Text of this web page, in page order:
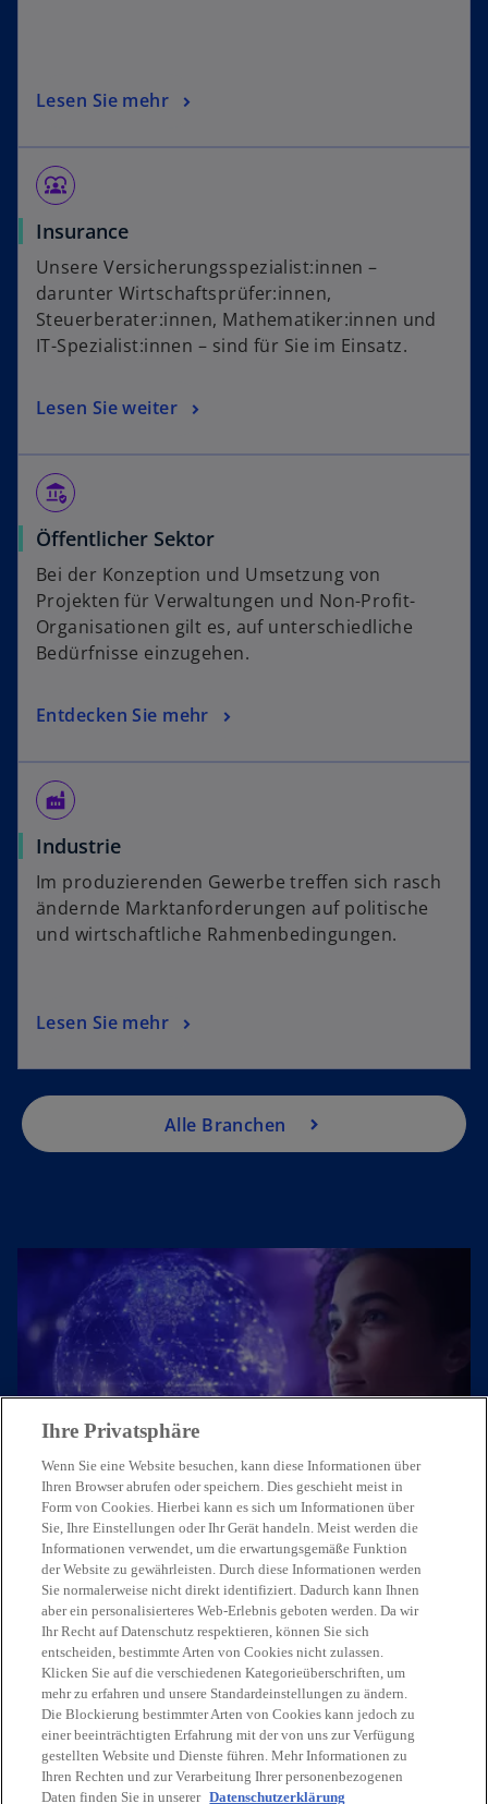
Lesen Sie mehr
diversity_1
Insurance
Unsere Versicherungsspezialist:innen –
darunter Wirtschaftsprüfer:innen,
Steuerberater:innen, Mathematiker:innen und
IT-Spezialist:innen – sind für Sie im Einsatz.
Lesen Sie weiter
assured_workload
Öffentlicher Sektor
Bei der Konzeption und Umsetzung von
Projekten für Verwaltungen und Non-Profit-
Organisationen gilt es, auf unterschiedliche
Bedürfnisse einzugehen.
Entdecken Sie mehr
factory
Industrie
Im produzierenden Gewerbe treffen sich rasch
ändernde Marktanforderungen auf politische
und wirtschaftliche Rahmenbedingungen.
Lesen Sie mehr
Alle Branchen
Treten Sie mit uns in Kontakt
Unsere Expert:innen freuen sich,
von Ihnen zu hören.
Kontaktieren Sie uns
Kontakt
Ihre Privatsphäre
Wenn Sie eine Website besuchen, kann diese Informationen über
Ihren Browser abrufen oder speichern. Dies geschieht meist in
Form von Cookies. Hierbei kann es sich um Informationen über
Sie, Ihre Einstellungen oder Ihr Gerät handeln. Meist werden die
Informationen verwendet, um die erwartungsgemäße Funktion
der Website zu gewährleisten. Durch diese Informationen werden
Sie normalerweise nicht direkt identifiziert. Dadurch kann Ihnen
aber ein personalisierteres Web-Erlebnis geboten werden. Da wir
Ihr Recht auf Datenschutz respektieren, können Sie sich
entscheiden, bestimmte Arten von Cookies nicht zulassen.
Klicken Sie auf die verschiedenen Kategorieüberschriften, um
mehr zu erfahren und unsere Standardeinstellungen zu ändern.
Die Blockierung bestimmter Arten von Cookies kann jedoch zu
einer beeinträchtigten Erfahrung mit der von uns zur Verfügung
gestellten Website und Dienste führen. Mehr Informationen zu
Ihren Rechten und zur Verarbeitung Ihrer personenbezogenen
Daten finden Sie in unserer Datenschutzerklärung